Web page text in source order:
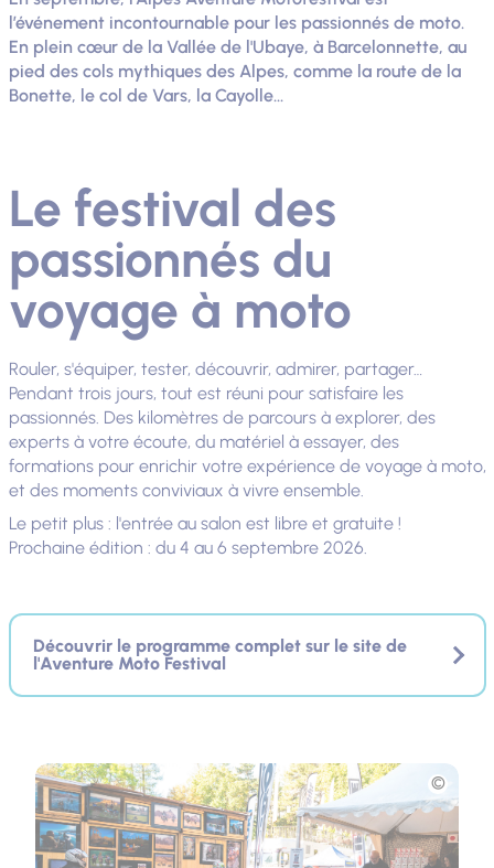
l’événement incontournable pour les passionnés de moto.
En plein cœur de la Vallée de l'Ubaye, à Barcelonnette, au
pied des cols mythiques des Alpes, comme la route de la
Bonette, le col de Vars, la Cayolle...
Le festival des
passionnés du
voyage à moto
Rouler, s'équiper, tester, découvrir, admirer, partager…
Pendant trois jours, tout est réuni pour satisfaire les
passionnés. Des kilomètres de parcours à explorer, des
experts à votre écoute, du matériel à essayer, des
formations pour enrichir votre expérience de voyage à moto,
et des moments conviviaux à vivre ensemble.
Le petit plus : l'entrée au salon est libre et gratuite !
Prochaine édition : du 4 au 6 septembre 2026.
Découvrir le programme complet sur le site de
l'Aventure Moto Festival
Photo